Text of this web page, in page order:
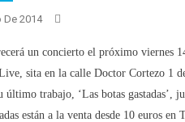
De 2014
un concierto el próximo viernes
sita en la calle Doctor Cortezo 1
último trabajo, ‘Las botas gastadas’,
están a la venta desde 10 euros en